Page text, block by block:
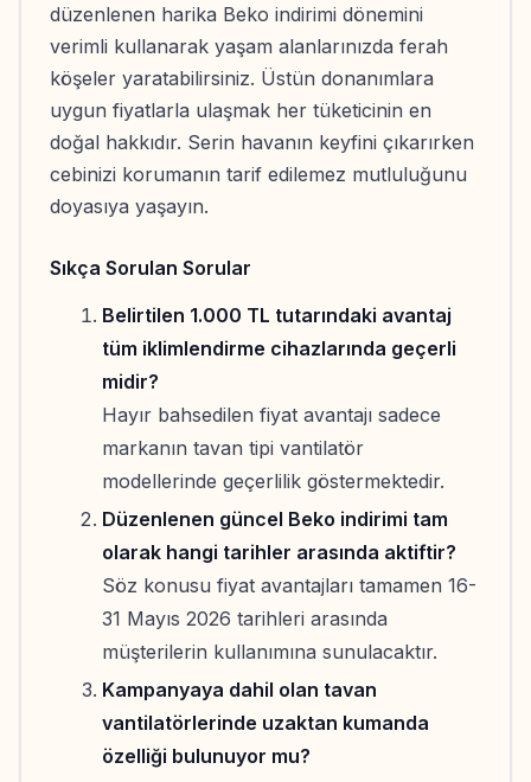
düzenlenen harika Beko indirimi dönemini
verimli kullanarak yaşam alanlarınızda ferah
köşeler yaratabilirsiniz. Üstün donanımlara
uygun fiyatlarla ulaşmak her tüketicinin en
doğal hakkıdır. Serin havanın keyfini çıkarırken
cebinizi korumanın tarif edilemez mutluluğunu
doyasıya yaşayın.
Sıkça Sorulan Sorular
Belirtilen 1.000 TL tutarındaki avantaj
tüm iklimlendirme cihazlarında geçerli
midir?
Hayır bahsedilen fiyat avantajı sadece
markanın tavan tipi vantilatör
modellerinde geçerlilik göstermektedir.
Düzenlenen güncel Beko indirimi tam
olarak hangi tarihler arasında aktiftir?
Söz konusu fiyat avantajları tamamen 16-
31 Mayıs 2026 tarihleri arasında
müşterilerin kullanımına sunulacaktır.
Kampanyaya dahil olan tavan
vantilatörlerinde uzaktan kumanda
özelliği bulunuyor mu?